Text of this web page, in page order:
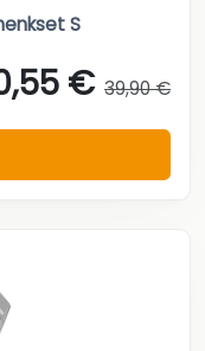
S
€ 39,90 €